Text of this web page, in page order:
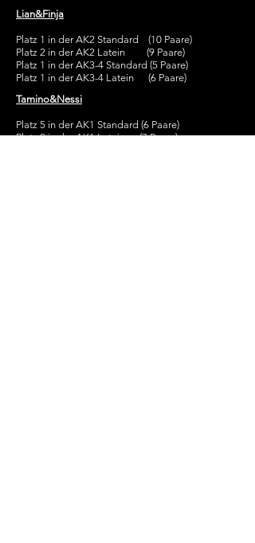
Lian&Finja
Platz 1 in der AK2 Standard (10 Paare)
Platz 2 in der AK2 Latein (9 Paare)
Platz 1 in der AK3-4 Standard (5 Paare)
Platz 1 in der AK3-4 Latein (6 Paare)
Tamino&Nessi
Platz 5 in der AK1 Standard (6 Paare)
Platz 2 in der AK1 Latein (7 Paare)